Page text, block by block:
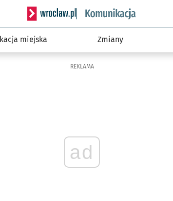
Serwis informacyjny wroclaw.pl
miejska Zmiany
REKLAMA
ad